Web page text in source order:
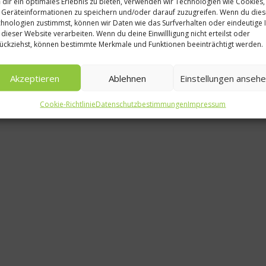
Geräteinformationen zu speichern und/oder darauf zuzugreifen. Wenn du
zustimmst, können wir Daten wie das Surfverhalten oder eindeutige
dieser Website verarbeiten. Wenn du deine Einwillligung nicht erteilst oder
können bestimmte Merkmale und Funktionen beeinträchtigt werden.
Akzeptieren Ablehnen Einstellungen
Cookie-RichtlinieDatenschutzbestimmungenImpressum
Das
von
20.